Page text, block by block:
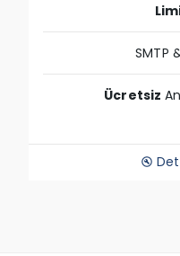
SMTP
Ücretsiz
build_circle